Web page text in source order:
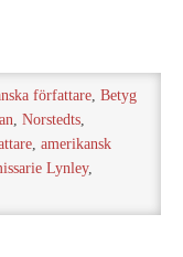
författare, Betyg
, Norstedts,
, amerikansk
Lynley,